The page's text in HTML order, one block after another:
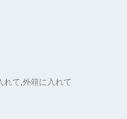
れて,外箱に入れて